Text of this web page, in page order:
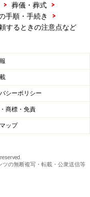
ようになっていま
ません。浴槽と立
ペースでも可能で
く範囲）なら可能な
してみましょう。
いけないの？
> 葬儀・葬式
>
手順・手続き
>
するときの注意点など
シーポリシー
商標・免責
ップ
の無断複写・転載・公衆送信等